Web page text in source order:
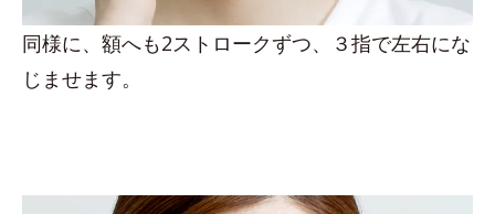
同様に、額へも2ストロークずつ、３指で左右にな
じませます。